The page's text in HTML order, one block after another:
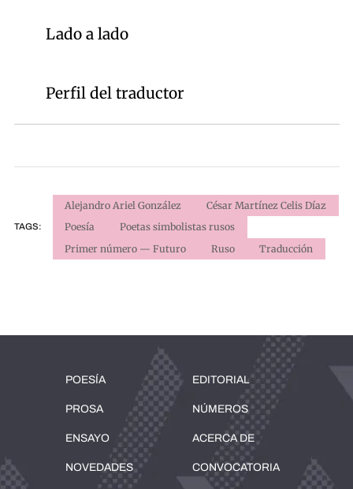
Lado a lado
Perfil del traductor
TAGS:
Alejandro Ariel González
César Martínez Celis Díaz
Poesía
Poetas simbolistas rusos
Primer número — Futuro
Ruso Traducción
POESÍA
PROSA
ENSAYO
NOVEDADES
EDITORIAL
NÚMEROS
ACERCA DE
CONVOCATORIA